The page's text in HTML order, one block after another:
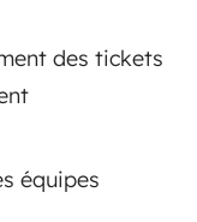
des tickets
équipes